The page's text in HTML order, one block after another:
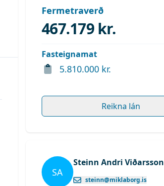
Fermetraverð
467.179 kr.
Fasteignamat
5.810.000 kr.
Reikna lán
SA
Steinn Andri Viðarsson
steinn@miklaborg.is